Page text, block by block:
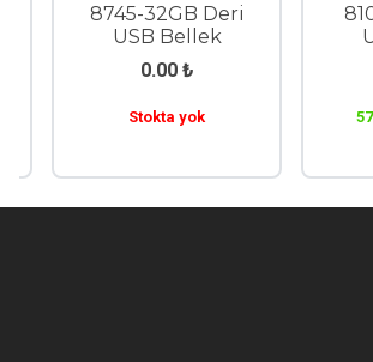
8745-32GB Deri
USB Bellek
0.00₺
Stokta yok